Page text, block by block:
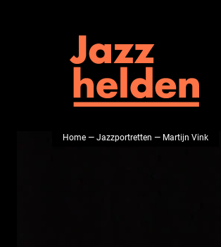
Home—Jazzportretten — Martijn Vink